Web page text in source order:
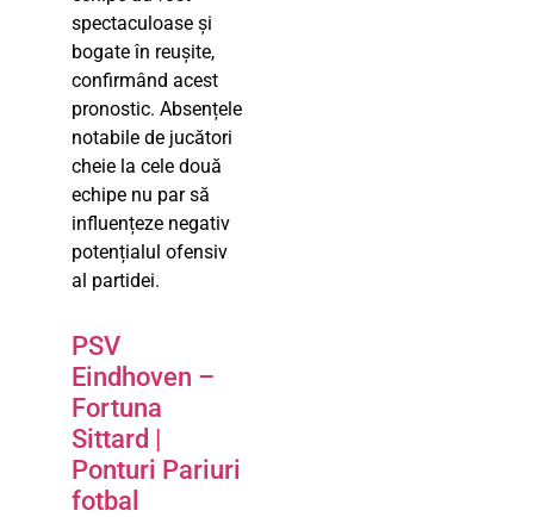
spectaculoase și
bogate în reușite,
confirmând acest
pronostic. Absențele
notabile de jucători
cheie la cele două
echipe nu par să
influențeze negativ
potențialul ofensiv
al partidei.
PSV
Eindhoven –
Fortuna
Sittard |
Ponturi Pariuri
fotbal